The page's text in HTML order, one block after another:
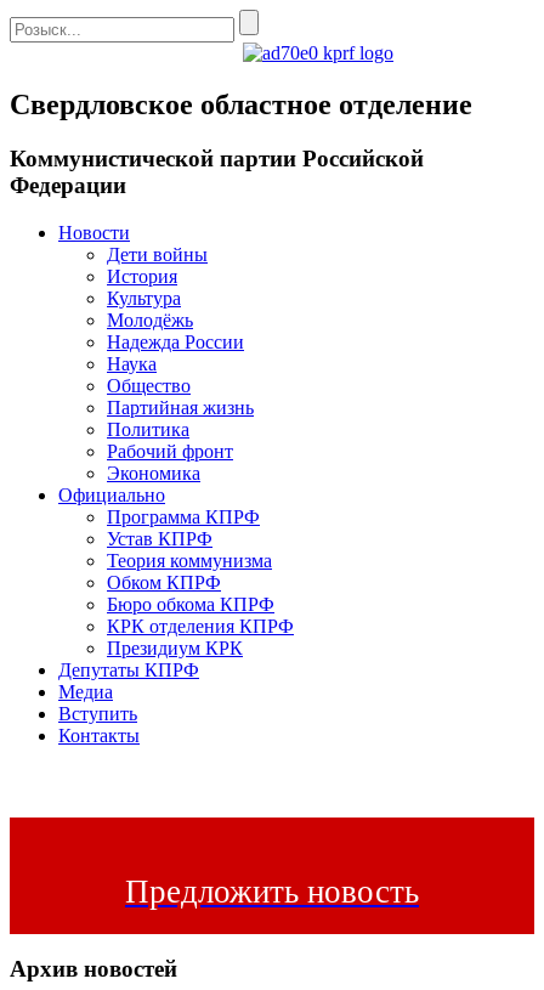
Свердловское областное отделение
Коммунистической партии Российской
Федерации
Новости
Дети войны
История
Культура
Молодёжь
Надежда России
Наука
Общество
Партийная жизнь
Политика
Рабочий фронт
Экономика
Официально
Программа КПРФ
Устав КПРФ
Теория коммунизма
Обком КПРФ
Бюро обкома КПРФ
КРК отделения КПРФ
Президиум КРК
Депутаты КПРФ
Медиа
Вступить
Контакты
Предложить новость
Архив новостей